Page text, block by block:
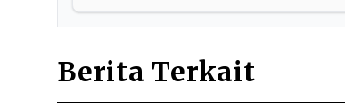
Berita Terkait